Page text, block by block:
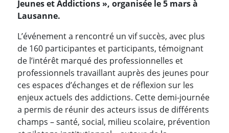
Jeunes et Addictions », organisée le 5 mars à
Lausanne.
L’événement a rencontré un vif succès, avec plus
de 160 participantes et participants, témoignant
de l’intérêt marqué des professionnelles et
professionnels travaillant auprès des jeunes pour
ces espaces d’échanges et de réflexion sur les
enjeux actuels des addictions. Cette demi-journée
a permis de réunir des acteurs issus de différents
champs – santé, social, milieu scolaire, prévention